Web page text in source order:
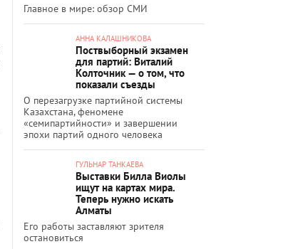
Главное в мире: обзор СМИ
АННА КАЛАШНИКОВА
Поствыборный экзамен
для партий: Виталий
Колточник — о том, что
показали съезды
О перезагрузке партийной системы
Казахстана, феномене
«семипартийности» и завершении
эпохи партий одного человека
ГУЛЬНАР ТАНКАЕВА
Выставки Билла Виолы
ищут на картах мира.
Теперь нужно искать
Алматы
Его работы заставляют зрителя
остановиться